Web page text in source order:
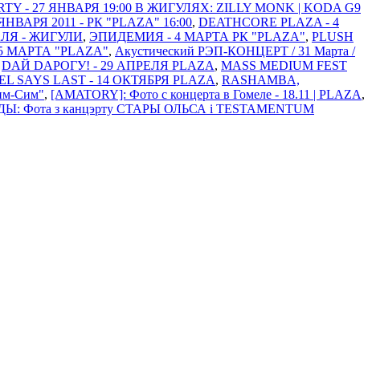
- 27 ЯНВАРЯ 19:00 В ЖИГУЛЯХ: ZILLY MONK | KODA G9
2011 - РК "PLAZA" 16:00, DEATHCORE PLAZA - 4
- ЖИГУЛИ, ЭПИДЕМИЯ - 4 МАРТА РК "PLAZA", PLUSH
МАРТА "PLAZA", Акустический РЭП-КОНЦЕРТ / 31 Марта /
DАЙ DАРОГУ! - 29 АПРЕЛЯ PLAZA, MASS MEDIUM FEST
SAYS LAST - 14 ОКТЯБРЯ PLAZA, RASHAMBA,
Сим", [AMATORY]: Фото с концерта в Гомеле - 18.11 | PLAZA,
Фота з канцэрту СТАРЫ ОЛЬСА i TESTAMENTUM